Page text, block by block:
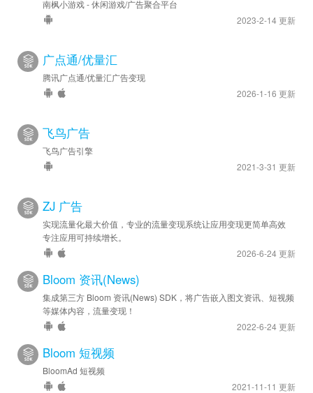
南枫小游戏 - 休闲游戏/广告聚合平台
2023-2-14 更新
广点通/优量汇
腾讯广点通/优量汇广告变现
2026-1-16 更新
飞鸟广告
飞鸟广告引擎
2021-3-31 更新
ZJ 广告
实现流量化最大价值，专业的流量变现系统让应用变现更简单高效
专注应用可持续增长。
2026-6-24 更新
Bloom 资讯(News)
集成第三方 Bloom 资讯(News) SDK，将广告嵌入图文资讯、短视频
等媒体内容，流量变现！
2022-6-24 更新
Bloom 短视频
BloomAd 短视频
2021-11-11 更新